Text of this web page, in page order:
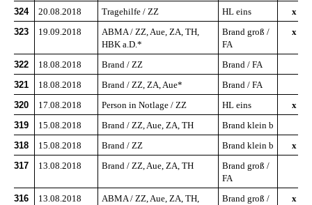
324 20.08.2018 Tragehilfe / ZZ HL eins
x
323
19.09.2018
ABMA / ZZ, Aue, ZA, TH,
HBK a.D.*
Brand groß /
FA
x
322 18.08.2018 Brand / ZZ
Brand / FA
321
18.08.2018 Brand / ZZ, ZA, Aue*
Brand / FA
320
17.08.2018 Person in Notlage / ZZ HL eins
x
319
15.08.2018 Brand / ZZ, Aue, ZA, TH
Brand klein b
318
15.08.2018 Brand / ZZ Brand klein b
x
317
13.08.2018 Brand / ZZ, Aue, ZA, TH
Brand groß /
FA
316
13.08.2018
ABMA / ZZ, Aue, ZA, TH,
Brand groß /
x